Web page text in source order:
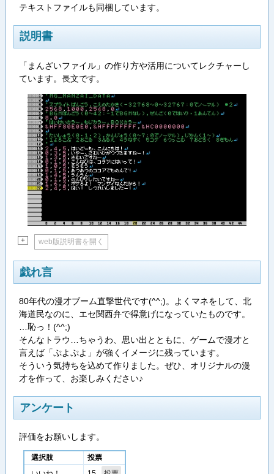
テキストファイルも同梱しています。
説明書
「まんざいファイル」の作り方や活用についてレクチャーし
ています。長文です。
+ web版説明書を開く
戯れ言
80年代の漫才ブーム直撃世代です(^^;)。よくマネをして、北
海道民なのに、エセ関西弁で得意げになっていたものです。
…恥っ！(^^;)
そんなトラウ…ちゃうわ、思い出とともに、ゲームで漫才と
言えば「ぷよぷよ」が強くイメージに残っています。
そういう気持ちを込めて作りました。ぜひ、オリジナルの漫
才を作って、お楽しみください♪
アンケート
評価をお願いします。
選択肢 投票